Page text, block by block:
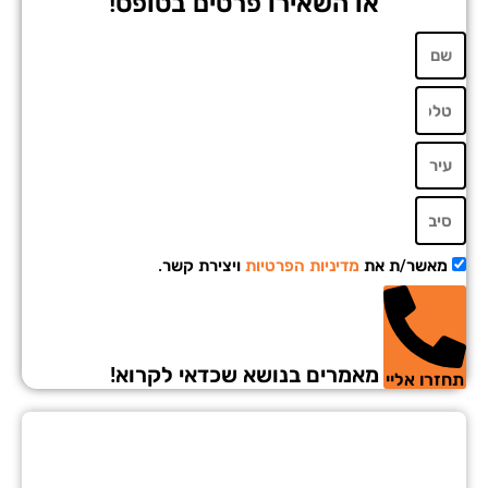
מאשר/ת אתמדיניות הפרטיותויצירת קשר.
אליי מאמרים בנושא שכדאי לקרוא!